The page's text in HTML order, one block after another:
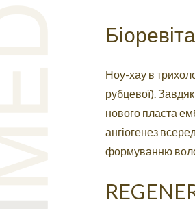
Ноу-хау в
рубцевої).
нового пласта
ангіогенез
формуванню